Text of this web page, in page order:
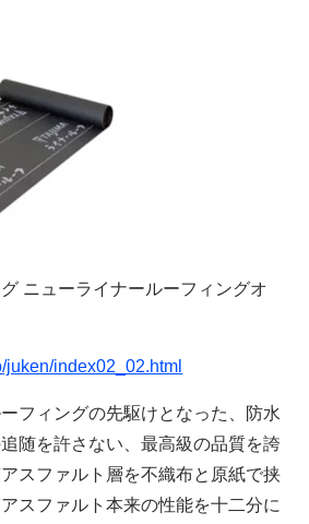
ニューライナールーフィングオ
juken/index02_02.html
フィングの先駆けとなった、防水
随を許さない、最高級の品質を誇
スファルト層を不織布と原紙で挟
スファルト本来の性能を十二分に